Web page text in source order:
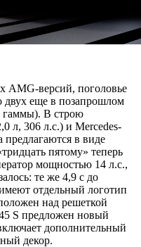
AMG-версий, поголовье
двух еще в позапрошлом
гаммы). В строю
л, 306 л.с.) и Mercedes-
в виде
пятому» теперь
мощностью 14 л.с.,
те же 4,9 с до
отдельный логотип
над решеткой
S предложен новый
дополнительный
декор.